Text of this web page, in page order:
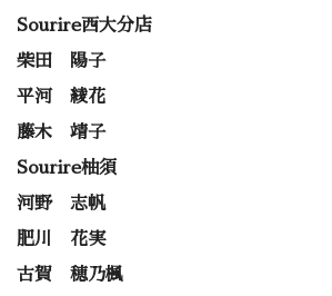
Sourire西大分店
柴田 陽子
平河 綾花
藤木 靖子
Sourire柚須
河野 志帆
肥川 花実
古賀 穂乃楓